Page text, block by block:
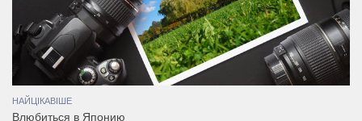
НАЙЦІКАВІШЕ
Влюбиться в Японию